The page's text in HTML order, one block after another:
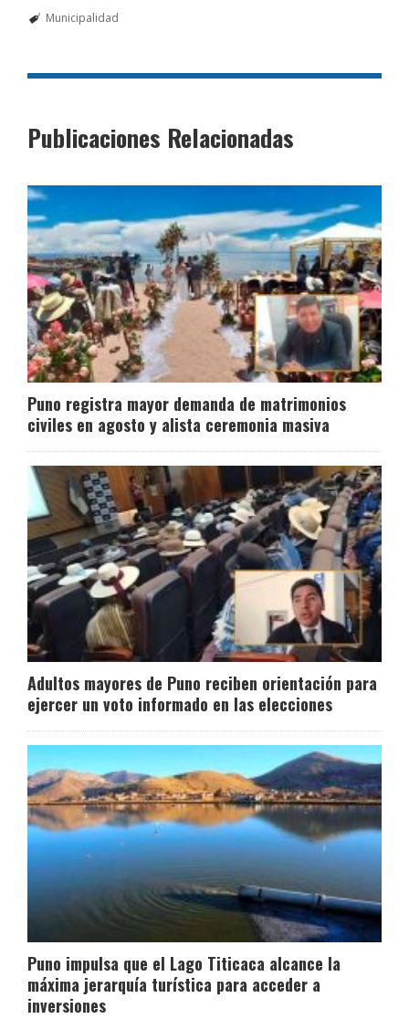
Municipalidad
Publicaciones Relacionadas
Puno registra mayor demanda de matrimonios
civiles en agosto y alista ceremonia masiva
Adultos mayores de Puno reciben orientación para
ejercer un voto informado en las elecciones
Puno impulsa que el Lago Titicaca alcance la
máxima jerarquía turística para acceder a
inversiones